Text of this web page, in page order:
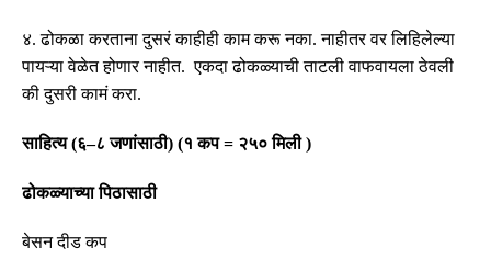
४.ढोकळा करताना दुसरं काहीही काम करू नका.नाहीतर वर लिहिलेल्या
पायऱ्या वेळेत होणार नाहीत.एकदा ढोकळ्याची ताटली वाफवायला ठेवली
की दुसरी कामं करा.
साहित्य(६–८ जणांसाठी) (१ कप= २५० मिली)
ढोकळ्याच्या पिठासाठी
बेसन दीड कप